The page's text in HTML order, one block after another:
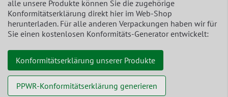
alle unsere Produkte können Sie die zugehörige
Konformitätserklärung direkt hier im Web-Shop
herunterladen. Für alle anderen Verpackungen haben wir für
Sie einen kostenlosen Konformitäts-Generator entwickelt:
Konformitätserklärung unserer Produkte
PPWR-Konformitätserklärung generieren